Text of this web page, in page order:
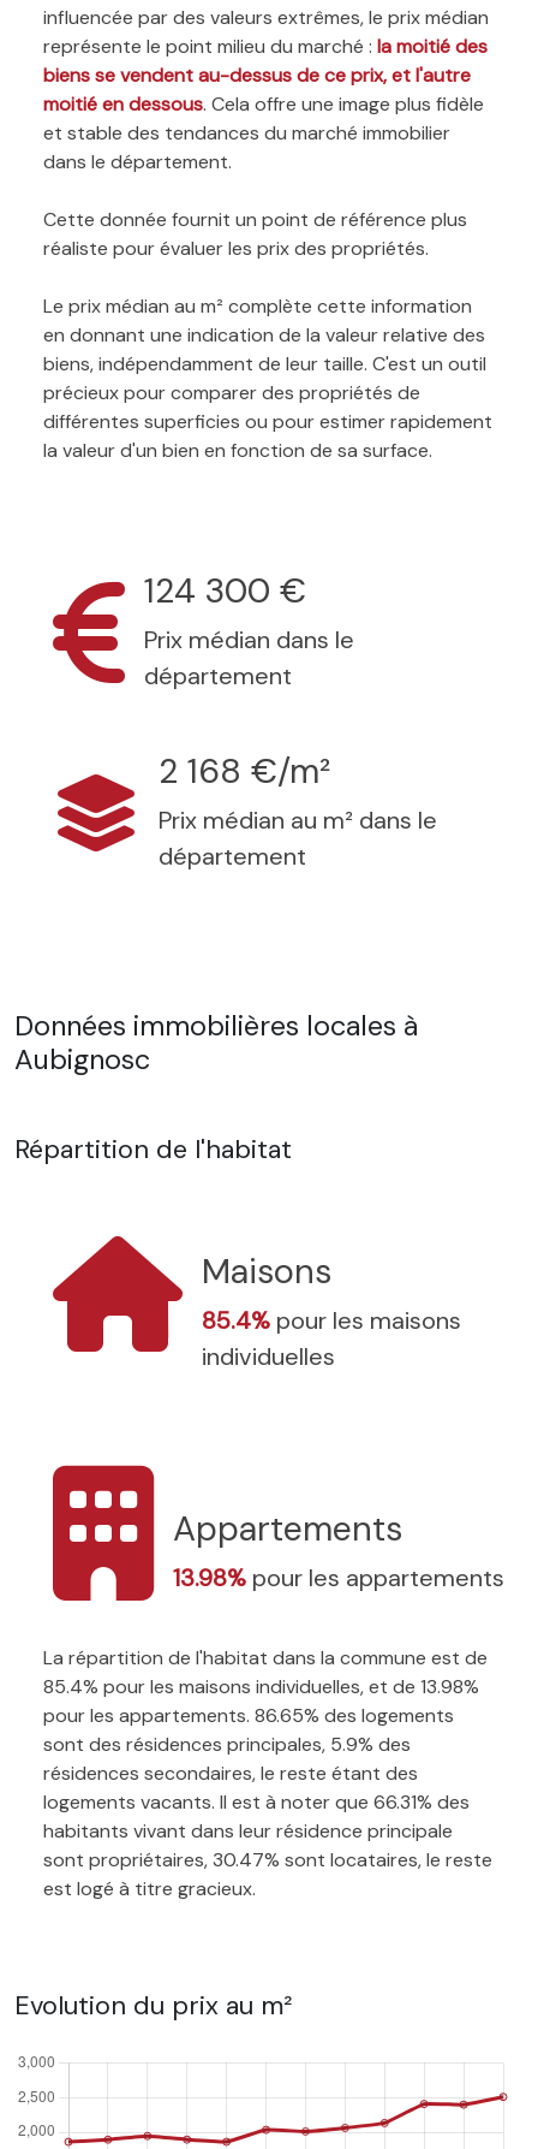
influencée par des valeurs extrêmes, le prix médian
représente le point milieu du marché : la moitié des
biens se vendent au-dessus de ce prix, et l'autre
moitié en dessous. Cela offre une image plus fidèle
et stable des tendances du marché immobilier
dans le département.
Cette donnée fournit un point de référence plus
réaliste pour évaluer les prix des propriétés.
Le prix médian au m² complète cette information
en donnant une indication de la valeur relative des
biens, indépendamment de leur taille. C'est un outil
précieux pour comparer des propriétés de
différentes superficies ou pour estimer rapidement
la valeur d'un bien en fonction de sa surface.
124 300 €
Prix médian dans le
département
2 168 €/m²
Prix médian au m² dans le
département
Données immobilières locales à
Aubignosc
Répartition de l'habitat
Maisons
85.4% pour les maisons
individuelles
Appartements
13.98% pour les appartements
La répartition de l'habitat dans la commune est de
85.4% pour les maisons individuelles, et de 13.98%
pour les appartements. 86.65% des logements
sont des résidences principales, 5.9% des
résidences secondaires, le reste étant des
logements vacants. Il est à noter que 66.31% des
habitants vivant dans leur résidence principale
sont propriétaires, 30.47% sont locataires, le reste
est logé à titre gracieux.
Evolution du prix au m²